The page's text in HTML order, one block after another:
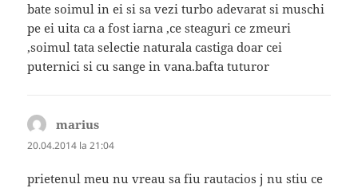
bate soimul in ei si sa vezi turbo adevarat si muschi
pe ei uita ca a fost iarna ,ce steaguri ce zmeuri
,soimul tata selectie naturala castiga doar cei
puternici si cu sange in vana.bafta tuturor
marius
20.04.2014 la 21:04
prietenul meu nu vreau sa fiu rautacios j nu stiu ce